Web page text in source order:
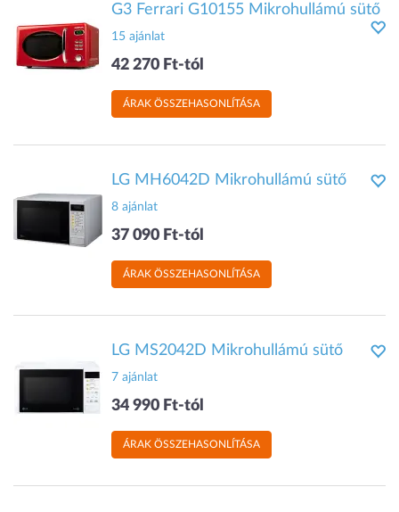
G3 Ferrari G10155 Mikrohullámú sütő
15 ajánlat
42 270 Ft-tól
ÁRAK ÖSSZEHASONLÍTÁSA
LG MH6042D Mikrohullámú sütő
8 ajánlat
37 090 Ft-tól
ÁRAK ÖSSZEHASONLÍTÁSA
LG MS2042D Mikrohullámú sütő
7 ajánlat
34 990 Ft-tól
ÁRAK ÖSSZEHASONLÍTÁSA